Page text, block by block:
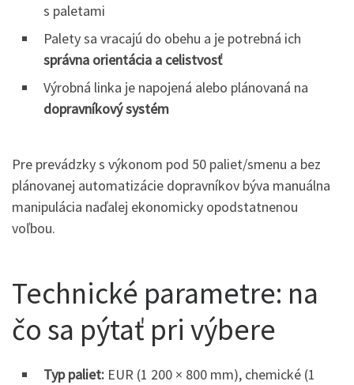
s paletami
Palety sa vracajú do obehu a je potrebná ich
správna orientácia a celistvosť
Výrobná linka je napojená alebo plánovaná na
dopravníkový systém
Pre prevádzky s výkonom pod 50 paliet/smenu a bez
plánovanej automatizácie dopravníkov býva manuálna
manipulácia naďalej ekonomicky opodstatnenou
voľbou.
Technické parametre: na
čo sa pýtať pri výbere
Typ paliet: EUR (1 200 × 800 mm), chemické (1